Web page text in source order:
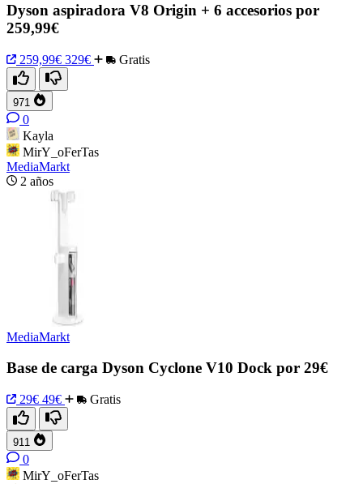
Dyson aspiradora V8 Origin + 6 accesorios por
259,99€
259,99€ 329€ Gratis
971
0
Kayla
MirY_oFerTas
MediaMarkt
2 años
MediaMarkt
Base de carga Dyson Cyclone V10 Dock por 29€
29€ 49€ Gratis
911
0
MirY_oFerTas